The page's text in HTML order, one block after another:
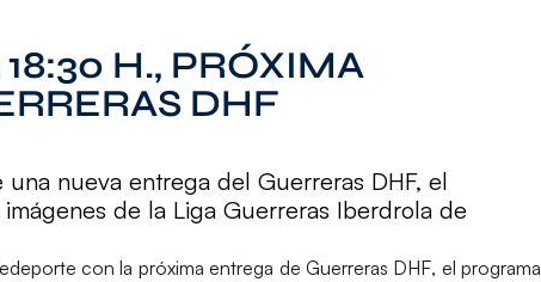
H., PRÓXIMA
DHF
nueva entrega del Guerreras DHF, el
de la Liga Guerreras Iberdrola de
con la próxima entrega de Guerreras DHF, el programa